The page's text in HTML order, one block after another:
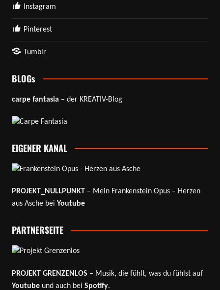
Instagram
Pinterest
Tumblr
BLOGs
carpe fantasia – der KREATIV-Blog
EIGENER KANAL
PROJEKT_NULLPUNKT– Mein Frankenstein Opus – Herzen
aus Asche bei Youtube
PARTNERSEITE
PROJEKT GRENZENLOS – Musik, die fühlt, was du fühlst auf
Youtube und auch bei Spotify.